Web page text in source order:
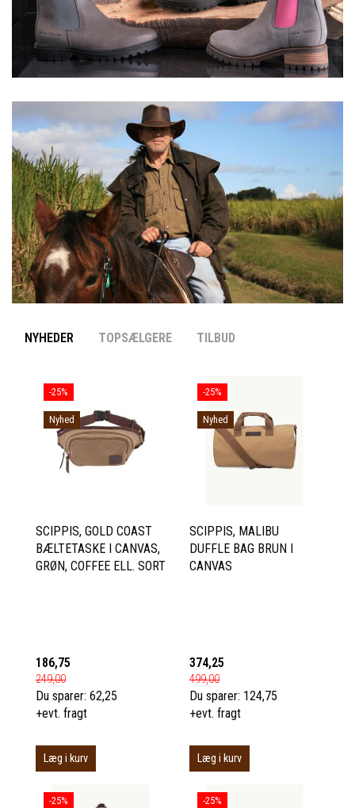
NYHEDER TOPSÆLGERE TILBUD
-25%
Nyhed
SCIPPIS, GOLD COAST
BÆLTETASKE I CANVAS,
GRØN, COFFEE ELL. SORT
186,75
249,00
Du sparer: 62,25
+evt. fragt
Læg i kurv
-25%
Nyhed
SCIPPIS, MALIBU
DUFFLE BAG BRUN I
CANVAS
374,25
499,00
Du sparer: 124,75
+evt. fragt
Læg i kurv
-25% -25%